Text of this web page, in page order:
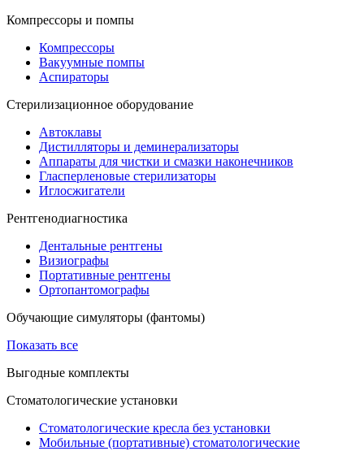
Компрессоры и помпы
Компрессоры
Вакуумные помпы
Аспираторы
Стерилизационное оборудование
Автоклавы
Дистилляторы и деминерализаторы
Аппараты для чистки и смазки наконечников
Гласперленовые стерилизаторы
Иглосжигатели
Рентгенодиагностика
Дентальные рентгены
Визиографы
Портативные рентгены
Ортопантомографы
Обучающие симуляторы (фантомы)
Показать все
Выгодные комплекты
Стоматологические установки
Стоматологические кресла без установки
Мобильные (портативные) стоматологические